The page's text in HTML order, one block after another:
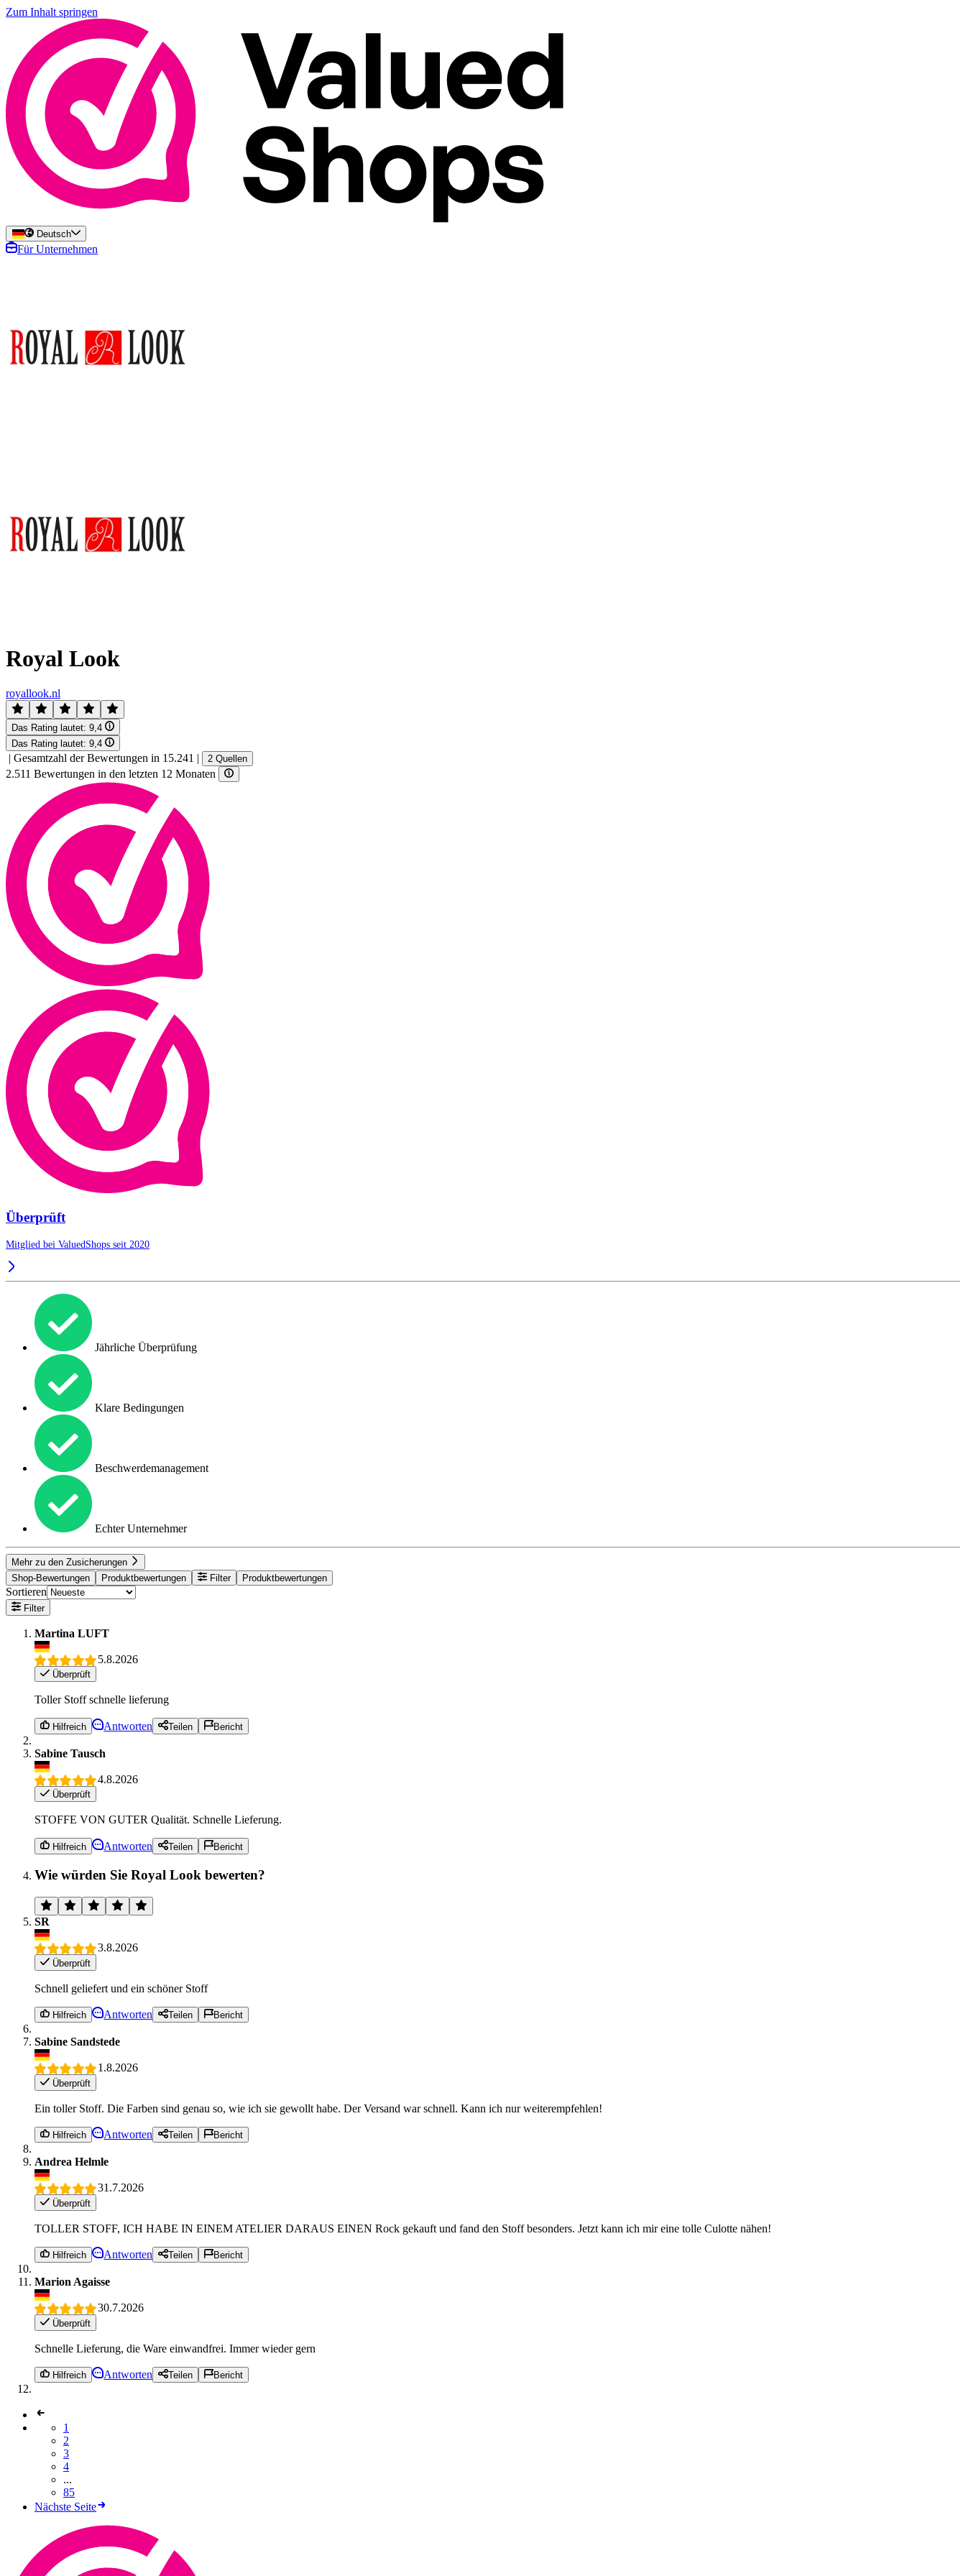
Zum Inhalt springen
Deutsch
Für Unternehmen
Royal Look
royallook.nl
Das Rating lautet: 9,4
Das Rating lautet: 9,4
| Gesamtzahl der Bewertungen in 15.241 | 2 Quellen
2.511 Bewertungen in den letzten 12 Monaten
Überprüft
Mitglied bei ValuedShops seit 2020
Jährliche Überprüfung
Klare Bedingungen
Beschwerdemanagement
Echter Unternehmer
Mehr zu den Zusicherungen
Shop-Bewertungen
Produktbewertungen Filter Produktbewertungen
Sortieren
Filter
Martina LUFT
5.8.2026
Überprüft
Toller Stoff schnelle lieferung
Hilfreich Antworten Teilen Bericht
Sabine Tausch
4.8.2026
Überprüft
STOFFE VON GUTER Qualität. Schnelle Lieferung.
Hilfreich Antworten Teilen Bericht
Wie würden Sie Royal Look bewerten?
SR
3.8.2026
Überprüft
Schnell geliefert und ein schöner Stoff
Hilfreich Antworten Teilen Bericht
Sabine Sandstede
1.8.2026
Überprüft
Ein toller Stoff. Die Farben sind genau so, wie ich sie gewollt habe. Der Versand war schnell. Kann ich nur weiterempfehlen!
Hilfreich Antworten Teilen Bericht
Andrea Helmle
31.7.2026
Überprüft
TOLLER STOFF, ICH HABE IN EINEM ATELIER DARAUS EINEN Rock gekauft und fand den Stoff besonders. Jetzt kann ich mir eine tolle Culotte nähen!
Hilfreich Antworten Teilen Bericht
Marion Agaisse
30.7.2026
Überprüft
Schnelle Lieferung, die Ware einwandfrei. Immer wieder gern
Hilfreich Antworten Teilen Bericht
1
2
3
4
...
85
Nächste Seite